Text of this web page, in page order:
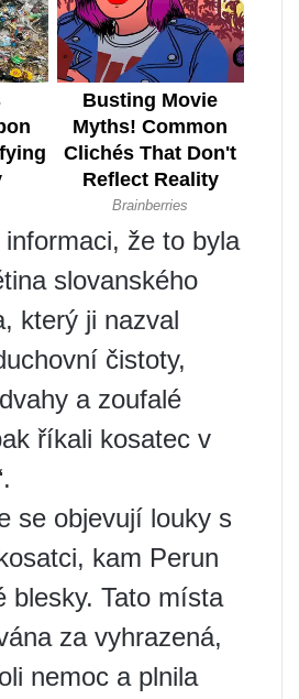
že to byla
slovanského
který ji nazval
čistoty,
a zoufalé
říkali kosatec v
se objevují louky s
kam Perun
blesky. Tato místa
za vyhrazená,
nemoc a plnila